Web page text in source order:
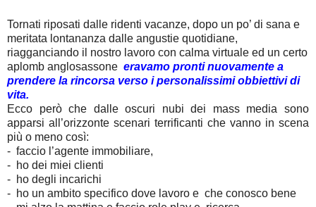
Tornati riposati dalle ridenti vacanze, dopo un po’ di sana e
meritata lontananza dalle angustie quotidiane,
riagganciando il nostro lavoro con calma virtuale ed un certo
aplomb anglosassone eravamo pronti nuovamente a
prendere la rincorsa verso i personalissimi obbiettivi di
vita.
Ecco però che dalle oscuri nubi dei mass media sono
apparsi all’orizzonte scenari terrificanti che vanno in scena
più o meno così:
- faccio l’agente immobiliare,
- ho dei miei clienti
- ho degli incarichi
- ho un ambito specifico dove lavoro e che conosco bene